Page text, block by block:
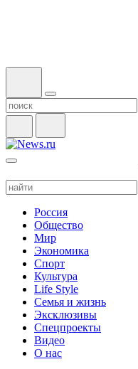
Россия
Общество
Мир
Экономика
Спорт
Культура
Life Style
Семья и жизнь
Эксклюзивы
Спецпроекты
Видео
О нас